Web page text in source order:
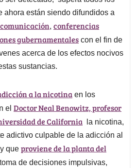
ahora están siendo difundidos a
, conferencias
gubernamentales con el fin de
acerca de los efectos nocivos
sustancias.
a la nicotina en los
el Doctor Neal Benowitz, profesor
de California la nicotina,
adictivo culpable de la adicción al
que proviene de la planta del
de decisiones impulsivas,